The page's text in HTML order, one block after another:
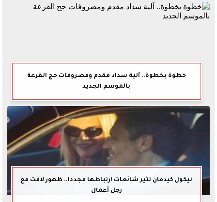
خطوة بخطوة.. آلية سداد مقدم ومصروفات حج القرعة
بالموسم الجديد
نيكول كيدمان تثير شائعات ارتباطها مجددا.. ظهور لافت مع
رجل أعمال